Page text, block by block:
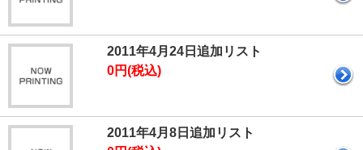
2011年4月24日追加リスト
0円(税込)
2011年4月8日追加リスト